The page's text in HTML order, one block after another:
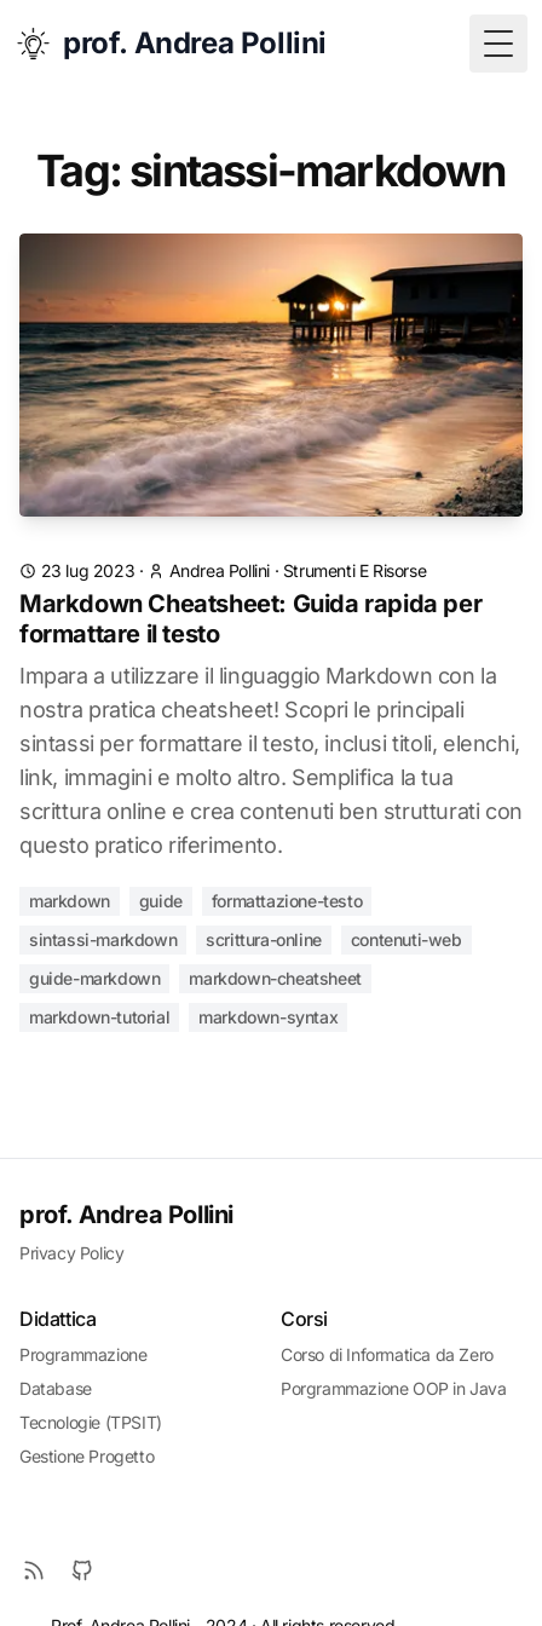
prof. Andrea Pollini
Tag: sintassi-markdown
23 lug 2023 · Andrea Pollini · Strumenti E Risorse
Markdown Cheatsheet: Guida rapida per
formattare il testo
Impara a utilizzare il linguaggio Markdown con la
nostra pratica cheatsheet! Scopri le principali
sintassi per formattare il testo, inclusi titoli, elenchi,
link, immagini e molto altro. Semplifica la tua
scrittura online e crea contenuti ben strutturati con
questo pratico riferimento.
markdown guide
formattazione-testo
sintassi-markdown
scrittura-online
contenuti-web
guide-markdown
markdown-cheatsheet
markdown-tutorial
markdown-syntax
prof. Andrea Pollini
Privacy Policy
Didattica
Programmazione
Database
Tecnologie (TPSIT)
Gestione Progetto
Corsi
Corso di Informatica da Zero
Porgrammazione OOP in Java